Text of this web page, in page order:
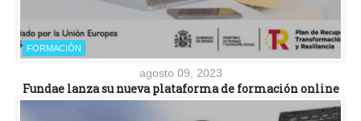
FORMACIÓN
agosto 09, 2023
Fundae lanza su nueva plataforma de formación online